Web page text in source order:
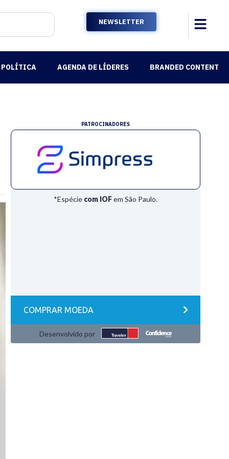
NEWSLETTER
POLÍTICA AGENDA DE LÍDERES BRANDED CONTENT
PATROCINADORES